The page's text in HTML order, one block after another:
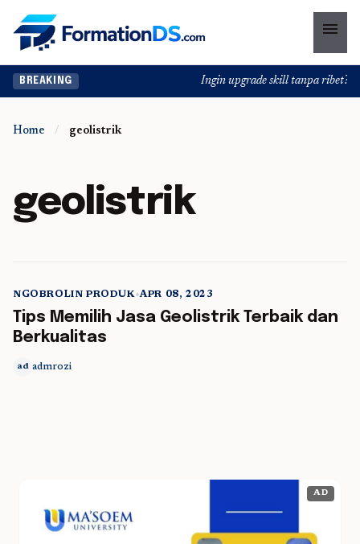
menu
BREAKING Ingin upgrade skill tanpa ribet?
Home / geolistrik
geolistrik
5 min read
NGOBROLIN PRODUK•APR 08, 2023
Tips Memilih Jasa Geolistrik Terbaik dan
Berkualitas
ad admrozi
AD